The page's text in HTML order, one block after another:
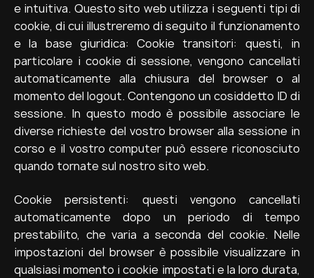
e intuitiva. Questo sito web utilizza i seguenti tipi di
cookie, di cui illustreremo di seguito il funzionamento
e la base giuridica: Cookie transitori: questi, in
particolare i cookie di sessione, vengono cancellati
automaticamente alla chiusura del browser o al
momento del logout. Contengono un cosiddetto ID di
sessione. In questo modo è possibile associare le
diverse richieste del vostro browser alla sessione in
corso e il vostro computer può essere riconosciuto
quando tornate sul nostro sito web.
Cookie persistenti: questi vengono cancellati
automaticamente dopo un periodo di tempo
prestabilito, che varia a seconda del cookie. Nelle
impostazioni del browser è possibile visualizzare in
qualsiasi momento i cookie impostati e la loro durata,